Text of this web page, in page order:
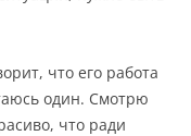
что его работа
один. Смотрю
что ради